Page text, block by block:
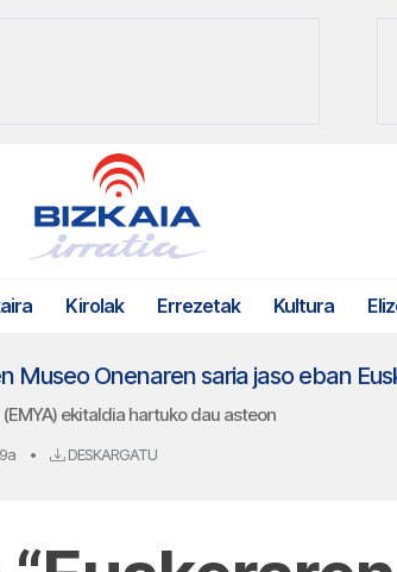
Kirolak Errezetak Kultura
Museo Onenaren saria jaso eban
ekitaldia hartuko dau asteon
• DESKARGATU